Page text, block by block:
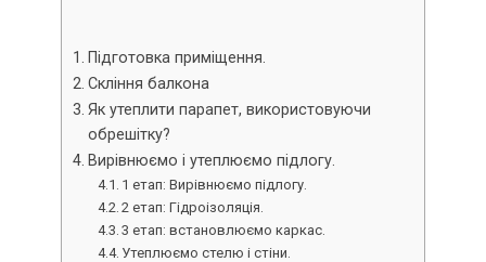
Підготовка приміщення.
Скління балкона
Як утеплити парапет, використовуючи
обрешітку?
Вирівнюємо і утеплюємо підлогу.
1 етап: Вирівнюємо підлогу.
2 етап: Гідроізоляція.
3 етап: встановлюємо каркас.
Утеплюємо стелю і стіни.